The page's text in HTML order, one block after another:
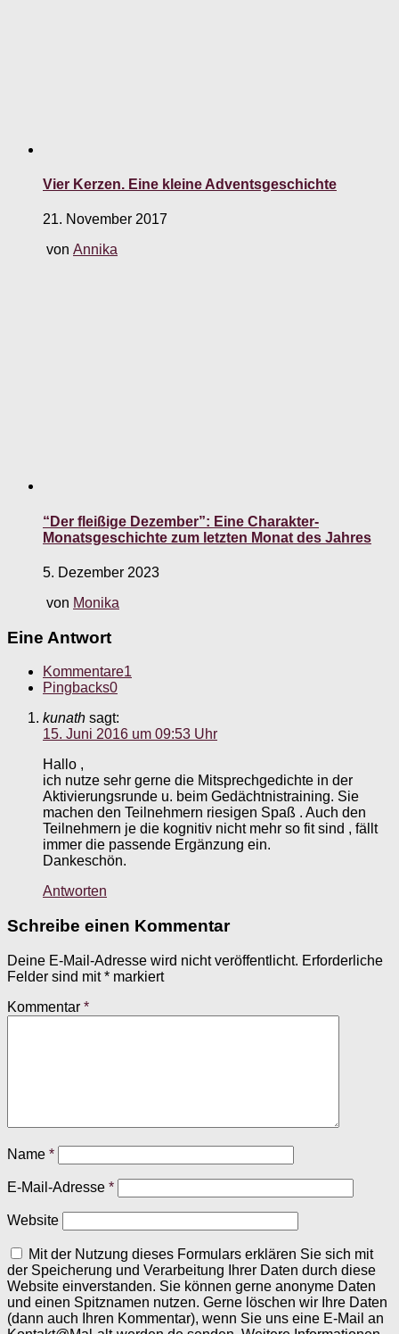
Vier Kerzen. Eine kleine Adventsgeschichte
21. November 2017
von Annika
“Der fleißige Dezember”: Eine Charakter-
Monatsgeschichte zum letzten Monat des Jahres
5. Dezember 2023
von Monika
Eine Antwort
Kommentare1
Pingbacks0
kunath sagt:
15. Juni 2016 um 09:53 Uhr
Hallo ,
ich nutze sehr gerne die Mitsprechgedichte in der
Aktivierungsrunde u. beim Gedächtnistraining. Sie
machen den Teilnehmern riesigen Spaß . Auch den
Teilnehmern je die kognitiv nicht mehr so fit sind , fällt
immer die passende Ergänzung ein.
Dankeschön.
Antworten
Schreibe einen Kommentar
Deine E-Mail-Adresse wird nicht veröffentlicht. Erforderliche
Felder sind mit* markiert
Kommentar *
Name *
E-Mail-Adresse *
Website
Mit der Nutzung dieses Formulars erklären Sie sich mit
der Speicherung und Verarbeitung Ihrer Daten durch diese
Website einverstanden. Sie können gerne anonyme Daten
und einen Spitznamen nutzen. Gerne löschen wir Ihre Daten
(dann auch Ihren Kommentar), wenn Sie uns eine E-Mail an